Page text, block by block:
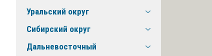
Уральский округ
Сибирский округ
Дальневосточный